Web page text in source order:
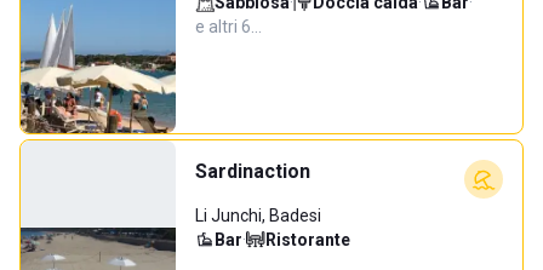
e altri 6…
Sardinaction
Li Junchi, Badesi
Bar· Ristorante